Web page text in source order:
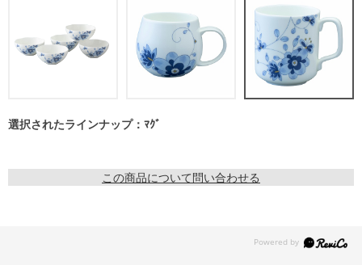
選択されたラインナップ：ﾏｸﾞ
この商品について問い合わせる